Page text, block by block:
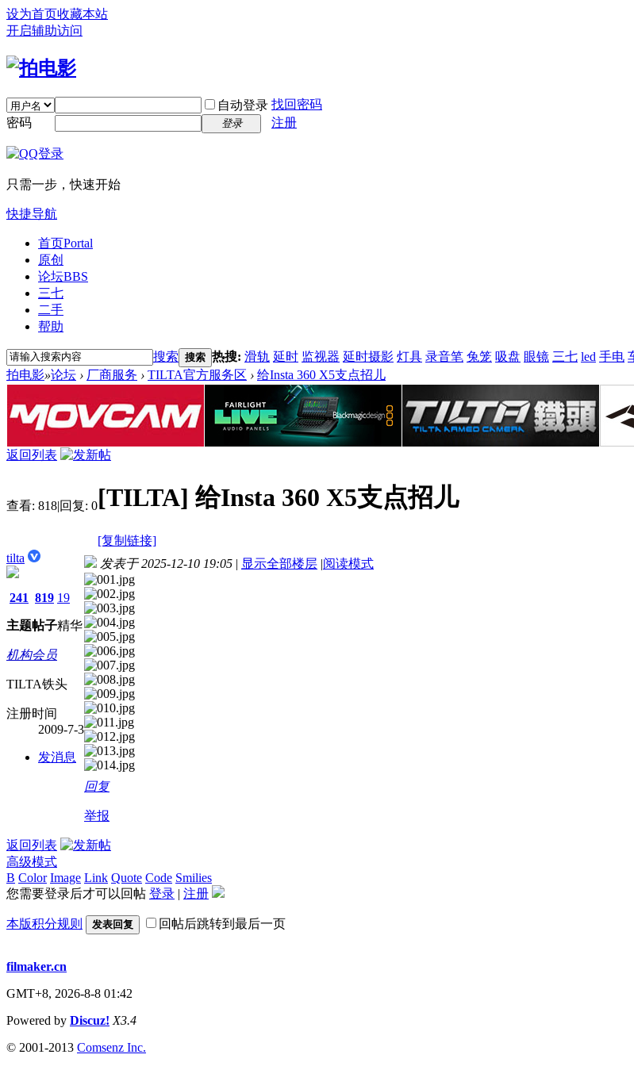
设为首页收藏本站
开启辅助访问
自动登录 找回密码
密码
登录 注册
只需一步，快速开始
快捷导航
首页Portal
原创
论坛BBS
三七
二手
帮助
搜索 搜索 热搜: 滑轨 延时 监视器 延时摄影 灯具 录音笔 兔笼 吸盘 眼镜 三七 led 手电
拍电影»论坛 › 厂商服务 › TILTA官方服务区 › 给Insta 360 X5支点招儿
返回列表
查看: 818|回复: 0[TILTA] 给Insta 360 X5支点招儿
[复制链接]
tilta
241
主题
819
帖子
19
精华
机构会员
TILTA铁头
注册时间
2009-7-3
发消息
发表于 2025-12-10 19:05 | 显示全部楼层 |阅读模式
回复
举报
返回列表
高级模式
B Color Image Link Quote Code Smilies
您需要登录后才可以回帖 登录 | 注册
本版积分规则 发表回复 回帖后跳转到最后一页
filmaker.cn
GMT+8, 2026-8-8 01:42
Powered by Discuz! X3.4
© 2001-2013 Comsenz Inc.